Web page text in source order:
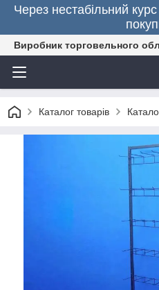
Через нестабільний
Виробник торговельного
Каталог товарів